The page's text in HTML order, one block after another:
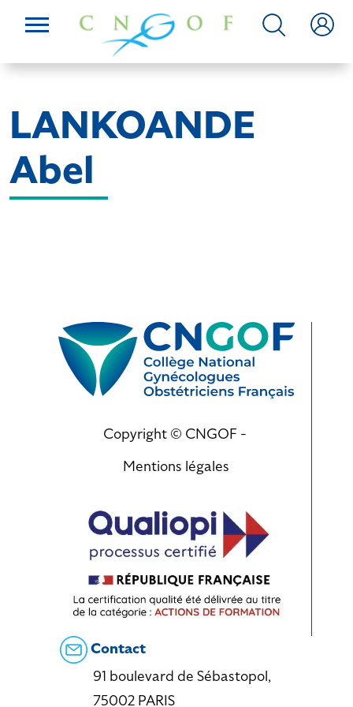
LANKOANDE
Abel
Copyright © CNGOF -
Mentions légales
Contact
91 boulevard de Sébastopol,
75002 PARIS